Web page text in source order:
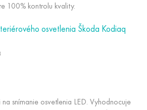
100% kontrolu kvality.
osvetlenia Škoda Kodiaq
na snímanie osvetlenia LED. Vyhodnocuje